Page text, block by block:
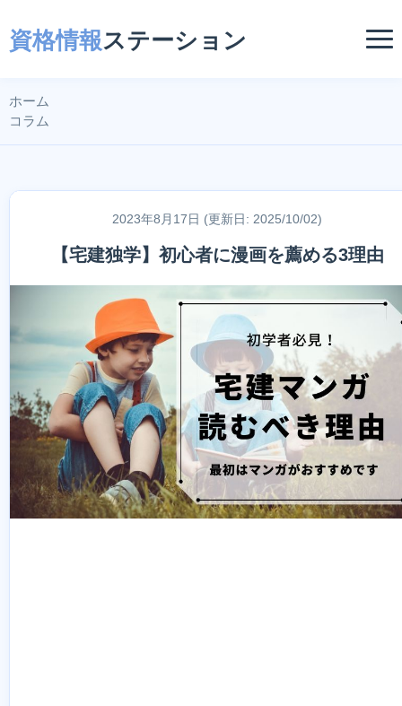
資格情報ステーション
ホーム
コラム
2023年8月17日 (更新日: 2025/10/02)
【宅建独学】初心者に漫画を薦める3理由